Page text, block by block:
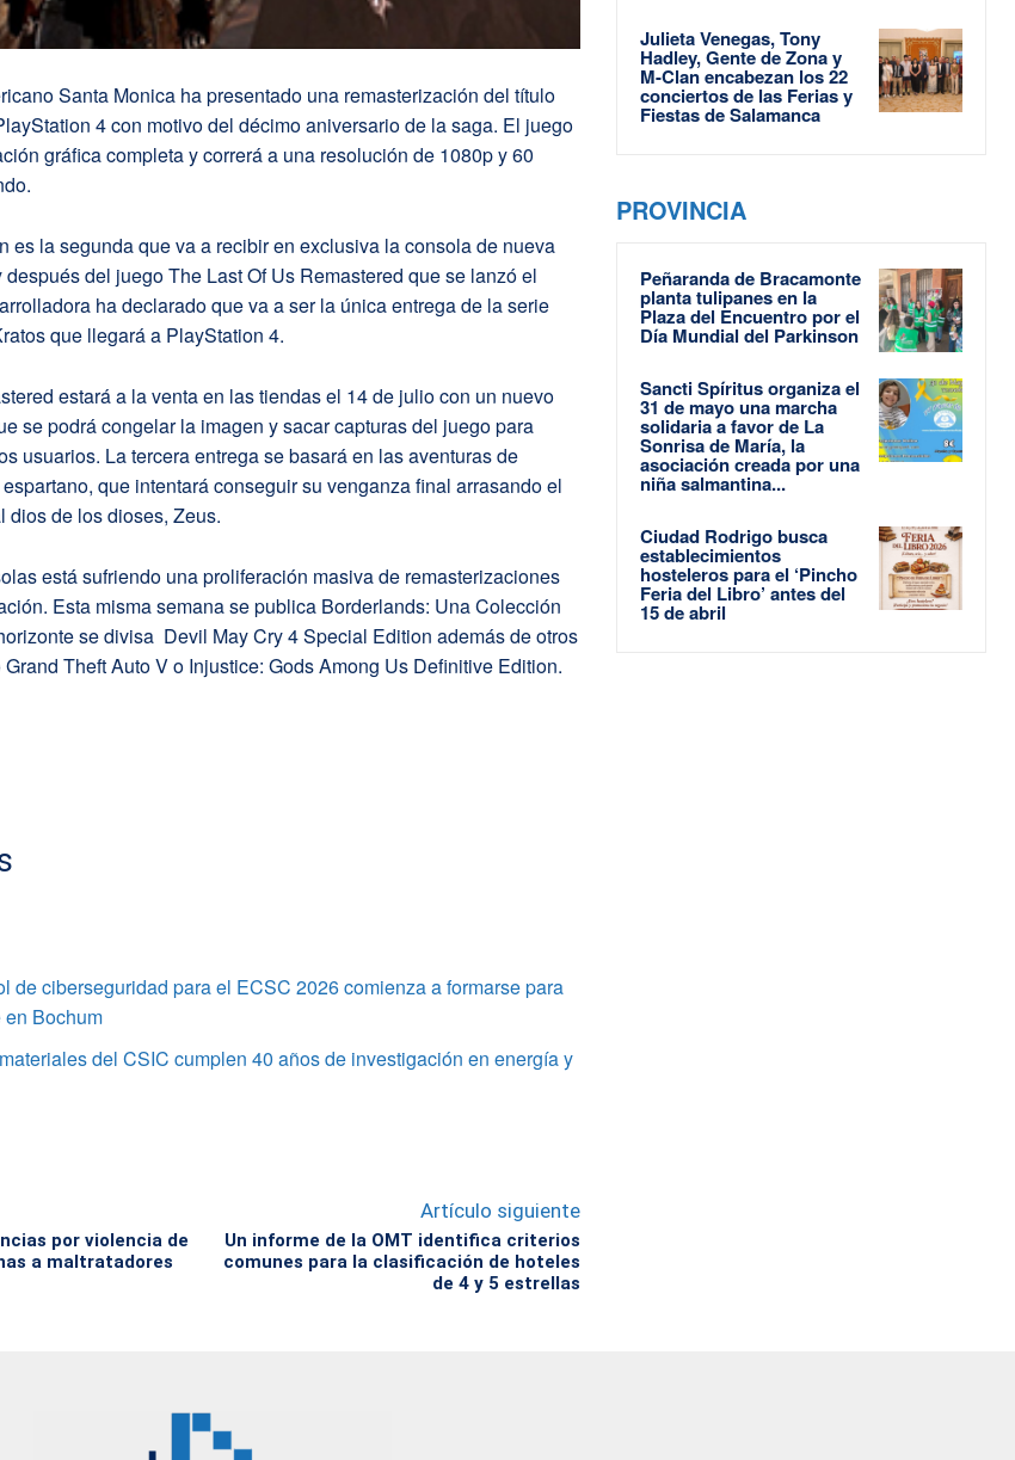
Santa Monica ha presentado una remasterización del título
4 con motivo del décimo aniversario de la saga. El juego
gráfica completa y correrá a una resolución de 1080p y 60
es la segunda que va a recibir en exclusiva la consola de nueva
del juego The Last Of Us Remastered que se lanzó el
ha declarado que va a ser la única entrega de la serie
que llegará a PlayStation 4.
estará a la venta en las tiendas el 14 de julio con un nuevo
se podrá congelar la imagen y sacar capturas del juego para
usuarios. La tercera entrega se basará en las aventuras de
que intentará conseguir su venganza final arrasando el
dios de los dioses, Zeus.
está sufriendo una proliferación masiva de remasterizaciones
Esta misma semana se publica Borderlands: Una Colección
se divisa Devil May Cry 4 Special Edition además de otros
Theft Auto V o Injustice: Gods Among Us Definitive Edition.
de ciberseguridad para el ECSC 2026 comienza a formarse para
en Bochum
del CSIC cumplen 40 años de investigación en energía y
por violencia de
a maltratadores
Artículo siguiente
Un informe de la OMT identifica criterios
comunes para la clasificación de hoteles
de 4 y 5 estrellas
Julieta Venegas, Tony
Hadley, Gente de Zona y
M-Clan encabezan los 22
conciertos de las Ferias y
Fiestas de Salamanca
PROVINCIA
Peñaranda de Bracamonte
planta tulipanes en la
Plaza del Encuentro por el
Día Mundial del Parkinson
Sancti Spíritus organiza el
31 de mayo una marcha
solidaria a favor de La
Sonrisa de María, la
asociación creada por una
niña salmantina...
Ciudad Rodrigo busca
establecimientos
hosteleros para el ‘Pincho
Feria del Libro’ antes del
15 de abril